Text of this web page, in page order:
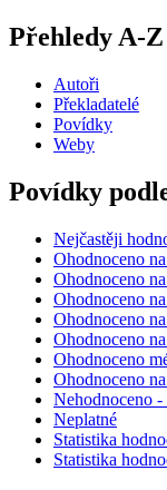
Přehledy A-Z
Autoři
Překladatelé
Povídky
Weby
Povídky
Nejčastěji
Ohodnoceno
Ohodnoceno
Ohodnoceno
Ohodnoceno
Ohodnoceno
Ohodnoceno
Ohodnoceno
Nehodnoceno -
Neplatné
Statistika
Statistika